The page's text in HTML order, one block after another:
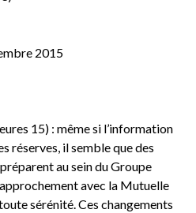
2015
15) : même si l’information
réserves, il semble que des
au sein du Groupe
avec la Mutuelle
sérénité. Ces changements